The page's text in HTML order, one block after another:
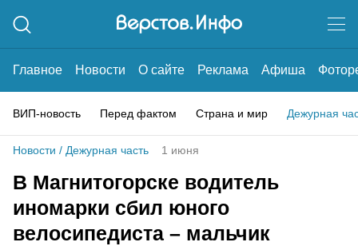
Главное Новости О сайте Реклама Афиша
ВИП-новость Перед фактом Страна и мир Дежурная
Новости / Дежурная часть 1 июня
В Магнитогорске водитель
иномарки сбил юного
велосипедиста – мальчик